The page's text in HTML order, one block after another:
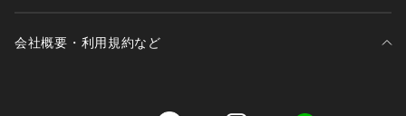
会社概要・利用規約など